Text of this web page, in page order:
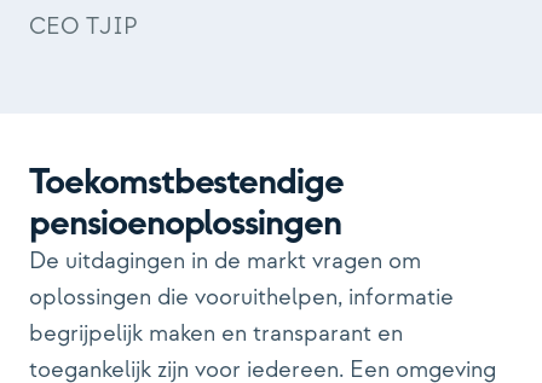
CEO TJIP​
Toekomstbestendige
pensioenoplossingen
De uitdagingen in de markt vragen om
oplossingen die vooruithelpen, informatie
begrijpelijk maken en transparant en
toegankelijk zijn voor iedereen. Een omgeving